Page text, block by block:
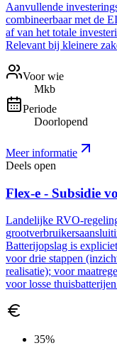
Aanvullende
combineerbaar met de
af van het totale
Relevant bij kleinere
Voor wie
Mkb
Periode
Doorlopend
Meer informatie
Deels open
Flex-e - Subsidie
Landelijke RVO-
Batterijopslag is
voor drie stappen
realisatie); voor
voor losse
35%